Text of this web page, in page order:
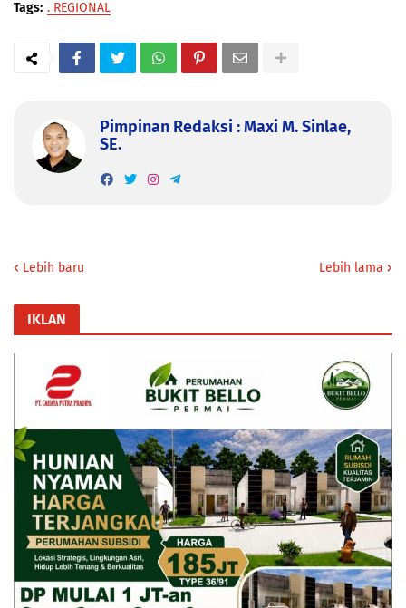
Tags: . REGIONAL
Pimpinan Redaksi : Maxi M. Sinlae,
SE.
Lebih baru Lebih lama
IKLAN